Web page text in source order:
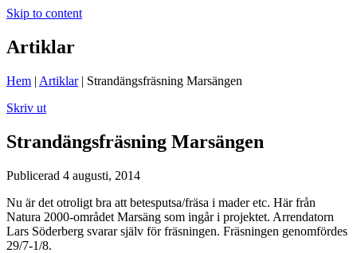
Skip to content
Artiklar
Hem | Artiklar| Strandängsfräsning Marsängen
Skriv ut
Strandängsfräsning Marsängen
Publicerad 4 augusti, 2014
Nu är det otroligt bra att betesputsa/fräsa i mader etc. Här från
Natura 2000-området Marsäng som ingår i projektet. Arrendatorn
Lars Söderberg svarar själv för fräsningen. Fräsningen genomfördes
29/7-1/8.